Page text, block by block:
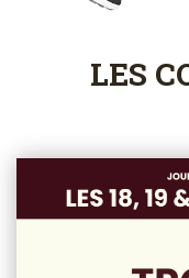
LES